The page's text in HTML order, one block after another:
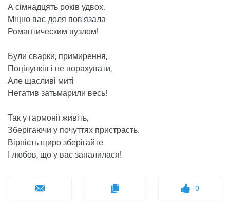
А сімнадцять років удвох.
Міцно вас доля пов'язала
Романтическим вузлом!
Були сварки, примирення,
Поцілунків і не порахувати,
Але щасливі миті
Негатив затьмарили весь!
Так у гармонії живіть,
Зберігаючи у почуттях пристрасть.
Вірність щиро зберігайте
І любов, що у вас запалилася!
0